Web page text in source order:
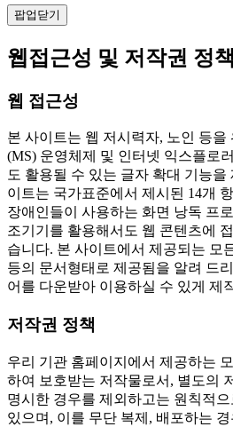
팝업닫기
웹접근성 및 저작권 정책
웹 접근성
본 사이트는 웹 저시력자, 노인 등을
(MS) 운영체제 및 인터넷 익스플로
도 활용될 수 있는 글자 확대 기능
이트는 국가표준에서 제시된 14개
장애인들이 사용하는 화면 낭독 프로
조기기를 활용해서도 웹 콘텐츠에
습니다. 본 사이트에서 제공되는 모
등의 문서형태로 제공됨을 알려 드
어를 다운받아 이용하실 수 있게 제
저작권 정책
우리 기관 홈페이지에서 제공하는
하여 보호받는 저작물로서, 별도의
명시한 경우를 제외하고는 원칙적으
있으며, 이를 무단 복제, 배포하는